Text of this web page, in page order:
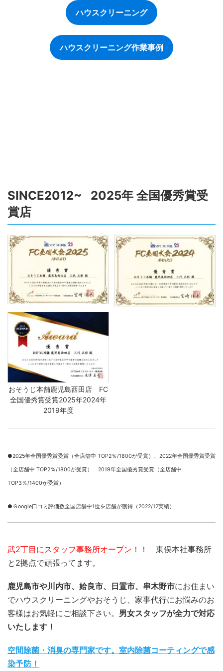
ハウスクリーニング
ハウスクリーニング作業事例
SINCE2012~ 2025年 全国優秀賞受
賞店
おそうじ本舗鹿児島西田店 FC
全国優秀賞受賞2025年2024年
2019年度
●2025年全国優秀賞受賞（全店舗中 TOP2％/1800が受賞）、 2022年全国優秀賞受賞
（全店舗中 TOP2％/1800が受賞） 2019年全国優秀賞受賞（全店舗中
TOP3％/1400が受賞）
●Ｇoogle口コミ評価数全国店舗中1位を店舗が獲得（2022/12実績）
武2丁目にスタッフ事務所オープン！！
東俣本社事務所
と2拠点で頑張ってます。
鹿児島市や川内市、姶良市、日置市、串木野市にお住まい
でハウスクリーニングやおそうじ、家事代行にお悩みのお
客様はお気軽にご相談下さい。 男女スタッフが全力で対応
いたします！
空間除菌・消臭の専門家です。室内除菌コーティングで感
染予防！